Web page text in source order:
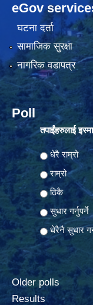
eGov
घटना दर्ता
सामाजिक सुरक्षा
नागरिक वडापत्र
Poll
तपाईंहरुलाई
Choices
धेरै राम्रो
राम्रो
ठिकै
सुधार गर्नुपर्ने
धेरैनै सुधार
Older polls
Results